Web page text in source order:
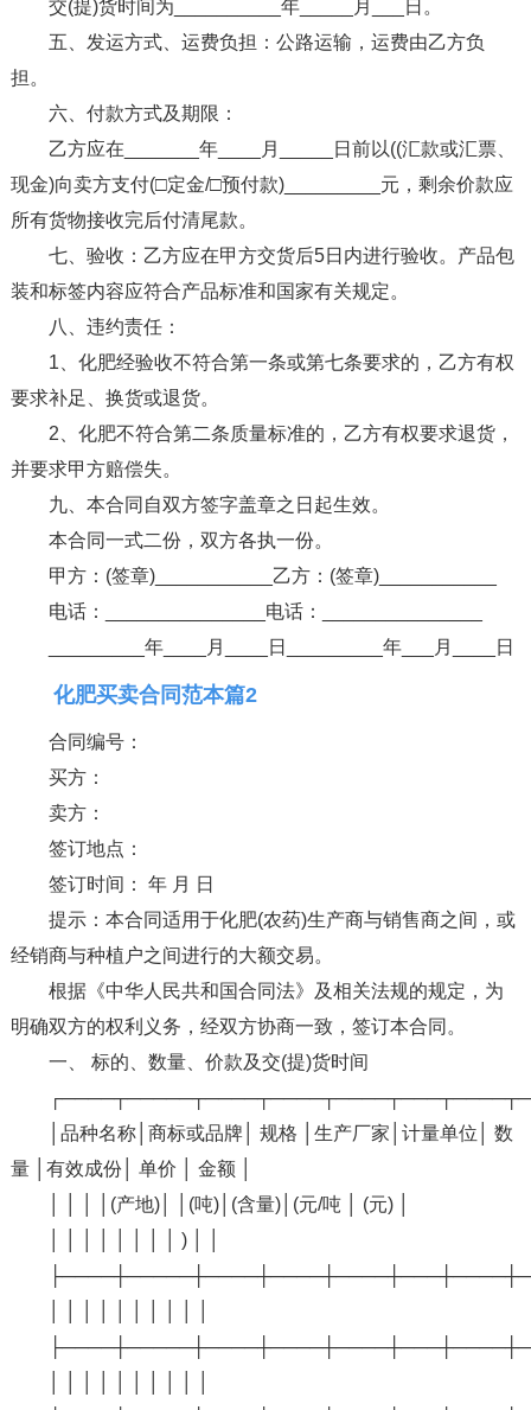
交(提)货时间为__________年_____月___日。
五、发运方式、运费负担：公路运输，运费由乙方负
担。
六、付款方式及期限：
乙方应在_______年____月_____日前以((汇款或汇票、
现金)向卖方支付(□定金/□预付款)_________元，剩余价款应
所有货物接收完后付清尾款。
七、验收：乙方应在甲方交货后5日内进行验收。产品包
装和标签内容应符合产品标准和国家有关规定。
八、违约责任：
1、化肥经验收不符合第一条或第七条要求的，乙方有权
要求补足、换货或退货。
2、化肥不符合第二条质量标准的，乙方有权要求退货，
并要求甲方赔偿失。
九、本合同自双方签字盖章之日起生效。
本合同一式二份，双方各执一份。
甲方：(签章)___________乙方：(签章)___________
电话：_______________电话：_______________
_________年____月____日_________年___月____日
化肥买卖合同范本篇2
合同编号：
买方：
卖方：
签订地点：
签订时间： 年 月 日
提示：本合同适用于化肥(农药)生产商与销售商之间，或
经销商与种植户之间进行的大额交易。
根据《中华人民共和国合同法》及相关法规的规定，为
明确双方的权利义务，经双方协商一致，签订本合同。
一、 标的、数量、价款及交(提)货时间
│品种名称│商标或品牌│ 规格 │生产厂家│计量单位│ 数
量 │有效成份│ 单价 │ 金额 │
│ │ │ │(产地)│ │(吨)│(含量)│(元/吨 │ (元) │
│ │ │ │ │ │ │ │ ) │ │